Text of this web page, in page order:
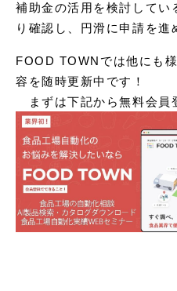
補助金の活用を検討してい
り確認し、円滑に申請を
FOOD TOWNでは他にも
容を随時更新中です！
まずは下記から無料会員